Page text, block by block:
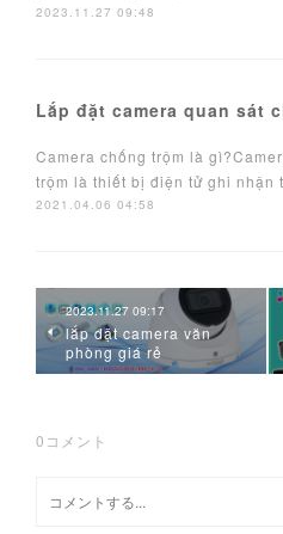
2023.11.27 09:48
Camera chống trộm là
trộm là thiết bị điện tử ghi nhận
2021.04.06 04:58
2023.11.27 09:17
lắp đặt camera văn
phòng giá rẻ
0 コメント